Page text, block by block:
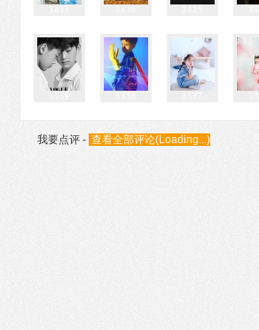
我要点评 - 查看全部评论(Loading...)